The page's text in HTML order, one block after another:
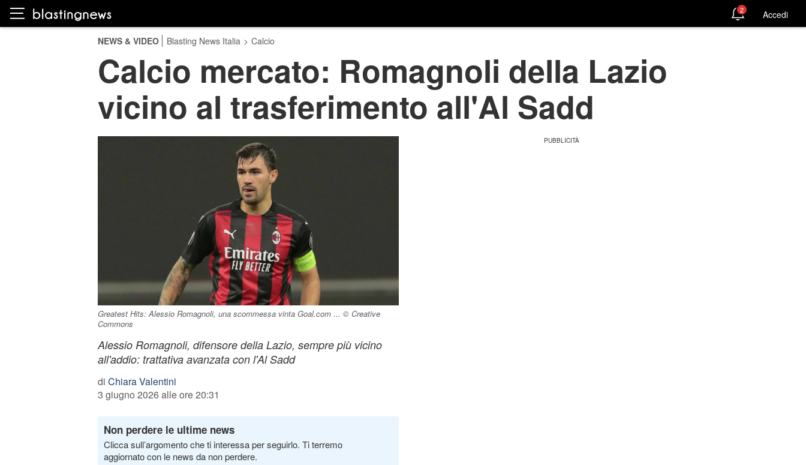
2 Accedi
NEWS & VIDEO Blasting News Italia > Calcio
Calcio mercato: Romagnoli della Lazio
vicino al trasferimento all'Al Sadd
Greatest Hits: Alessio Romagnoli, una scommessa vinta Goal.com ... © Creative
Commons
Alessio Romagnoli, difensore della Lazio, sempre più vicino
all'addio: trattativa avanzata con l'Al Sadd
di Chiara Valentini
3 giugno 2026 alle ore 20:31
Non perdere le ultime news
Clicca sull’argomento che ti interessa per seguirlo. Ti terremo
aggiornato con le news da non perdere.